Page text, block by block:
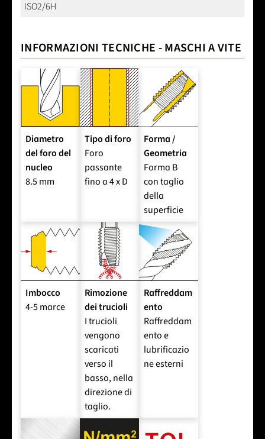
ISO2/6H
INFORMAZIONI TECNICHE - MASCHI A VITE
Diametro
del foro del
nucleo
8.5 mm
Tipo di foro
Foro
passante
fino a 4 x D
Forma /
Geometria
Forma B
con taglio
della
superficie
Imbocco
4-5 marce
Rimozione
dei trucioli
I trucioli
vengono
scaricati
verso il
basso, nella
direzione di
taglio.
Raffreddam
ento
Raffreddam
ento e
lubrificazio
ne esterni